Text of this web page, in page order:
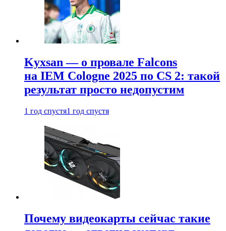
Kyxsan — о провале Falcons
на IEM Cologne 2025 по CS 2: такой
результат просто недопустим
1 год спустя1 год спустя
Почему видеокарты сейчас такие